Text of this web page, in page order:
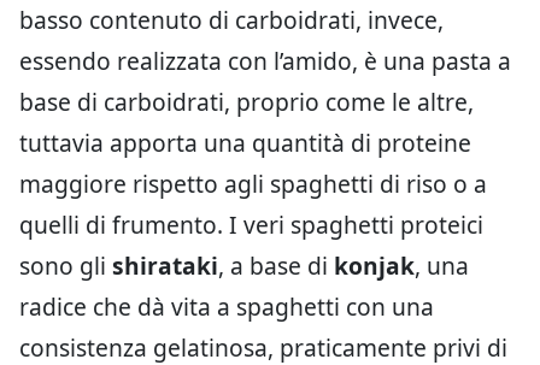
basso contenuto di carboidrati, invece,
essendo realizzata con l’amido, è una pasta a
base di carboidrati, proprio come le altre,
tuttavia apporta una quantità di proteine
maggiore rispetto agli spaghetti di riso o a
quelli di frumento. I veri spaghetti proteici
sono gli shirataki, a base di konjak, una
radice che dà vita a spaghetti con una
consistenza gelatinosa, praticamente privi di